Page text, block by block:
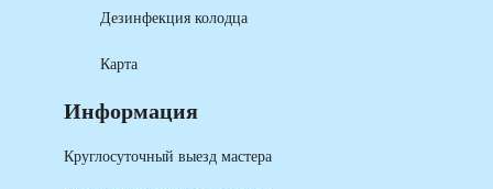
Дезинфекция колодца
Карта
Информация
Круглосуточный выезд мастера